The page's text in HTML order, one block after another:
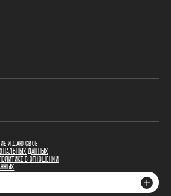
И ДАЮ СВОЕ
ДАННЫХ
ПОЛИТИКЕ В ОТНОШЕНИИ